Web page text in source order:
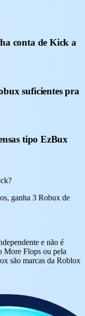
conta de Kick a
suficientes pra
tipo EzBux
ganha 3 Robux de
e não é
More Flops ou pela
são marcas da Roblox